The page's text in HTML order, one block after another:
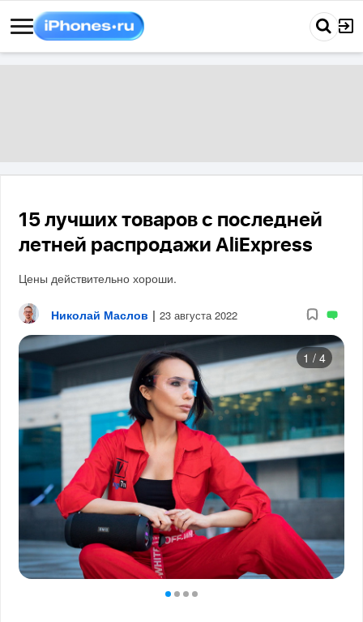
15 лучших товаров с последней
летней распродажи AliExpress
Цены действительно хороши.
Николай Маслов | 23 августа 2022
1 / 4